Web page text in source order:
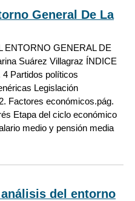
General De La
ENTORNO GENERAL DE
Suárez Villagraz ÍNDICE
Partidos políticos
Legislación
Factores económicos.pág.
Etapa del ciclo económico
medio y pensión media
del entorno